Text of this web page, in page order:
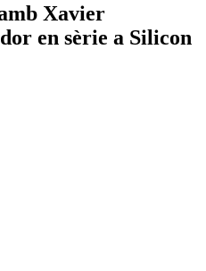
Xavier
en sèrie a Silicon